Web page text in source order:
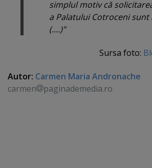
simplul motiv că
a Palatului Cotroceni sunt
(....)"
Sursa foto:
Autor: Carmen Maria Andronache
carmen
paginademedia.ro